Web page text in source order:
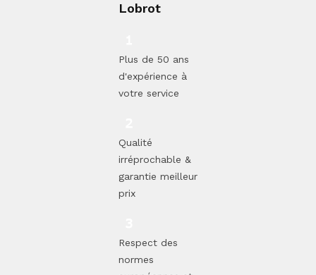
Lobrot
Plus de 50 ans
d'expérience à
votre service
Qualité
irréprochable &
garantie meilleur
prix
Respect des
normes